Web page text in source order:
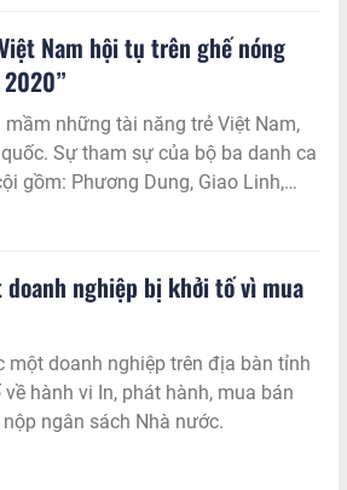
Nam hội tụ trên ghế nóng
những tài năng trẻ Việt Nam,
Sự tham sự của bộ ba danh ca
gồm: Phương Dung, Giao Linh,
những kinh nghiệm quý báu
doanh nghiệp bị khởi tố vì mua
một doanh nghiệp trên địa bàn tỉnh
hành vi In, phát hành, mua bán
ngân sách Nhà nước.